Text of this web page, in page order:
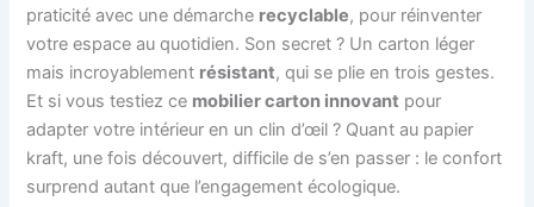
praticité avec une démarche recyclable, pour réinventer
votre espace au quotidien. Son secret ? Un carton léger
mais incroyablement résistant, qui se plie en trois gestes.
Et si vous testiez ce mobilier carton innovant pour
adapter votre intérieur en un clin d’œil ? Quant au papier
kraft, une fois découvert, difficile de s’en passer : le confort
surprend autant que l’engagement écologique.